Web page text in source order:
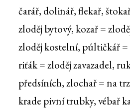
čarář, dolinář, flekař,
zloděj bytový, kozař =
zloděj kostelní, púltičkář =
riťák = zloděj zavazadel,
předsíních, zlochař = na
krade pivní trubky, vébař